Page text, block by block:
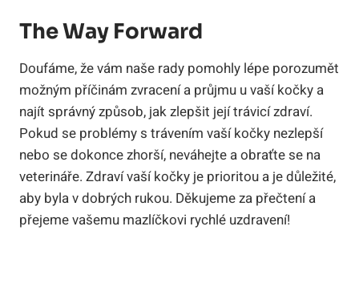
The Way Forward
Doufáme, že vám naše rady pomohly lépe porozumět
možným příčinám zvracení a průjmu u vaší kočky a
najít správný způsob, jak zlepšit její trávicí zdraví.
Pokud se problémy s trávením vaší kočky nezlepší
nebo se dokonce zhorší, neváhejte a obraťte se na
veterináře. Zdraví vaší kočky je prioritou a je důležité,
aby byla v dobrých rukou. Děkujeme za přečtení a
přejeme vašemu mazlíčkovi rychlé uzdravení!